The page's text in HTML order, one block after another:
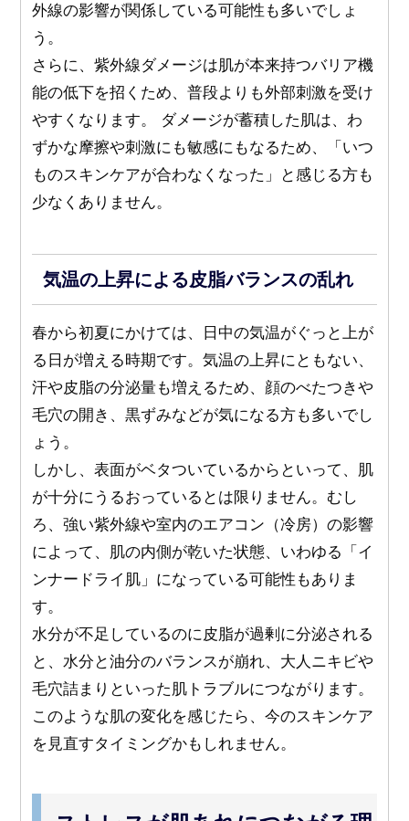
外線の影響が関係している可能性も多いでしょ
う。
さらに、紫外線ダメージは肌が本来持つバリア機
能の低下を招くため、普段よりも外部刺激を受け
やすくなります。 ダメージが蓄積した肌は、わ
ずかな摩擦や刺激にも敏感にもなるため、「いつ
ものスキンケアが合わなくなった」と感じる方も
少なくありません。
気温の上昇による皮脂バランスの乱れ
春から初夏にかけては、日中の気温がぐっと上が
る日が増える時期です。気温の上昇にともない、
汗や皮脂の分泌量も増えるため、顔のべたつきや
毛穴の開き、黒ずみなどが気になる方も多いでし
ょう。
しかし、表面がベタついているからといって、肌
が十分にうるおっているとは限りません。むし
ろ、強い紫外線や室内のエアコン（冷房）の影響
によって、肌の内側が乾いた状態、いわゆる「イ
ンナードライ肌」になっている可能性もありま
す。
水分が不足しているのに皮脂が過剰に分泌される
と、水分と油分のバランスが崩れ、大人ニキビや
毛穴詰まりといった肌トラブルにつながります。
このような肌の変化を感じたら、今のスキンケア
を見直すタイミングかもしれません。